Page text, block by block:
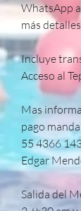
WhatsApp
más
Incluye
Acceso al
Mas
pago
55 4366
Edgar
Salida del